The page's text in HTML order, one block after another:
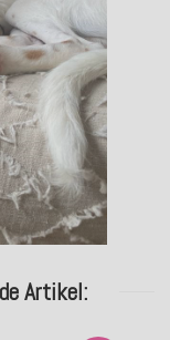
Artikel: